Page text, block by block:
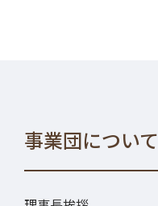
事業団について